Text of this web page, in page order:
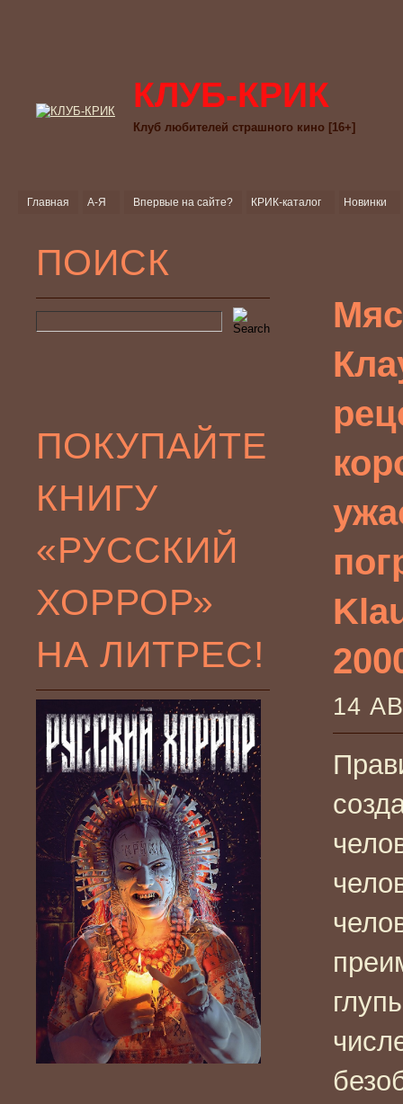
КЛУБ-КРИК
Клуб любителей страшного кино [16+]
Главная А-Я Впервые на сайте? КРИК-каталог Новинки
ПОИСК
ПОКУПАЙТЕ
КНИГУ
«РУССКИЙ
ХОРРОР»
НА ЛИТРЕС!
14